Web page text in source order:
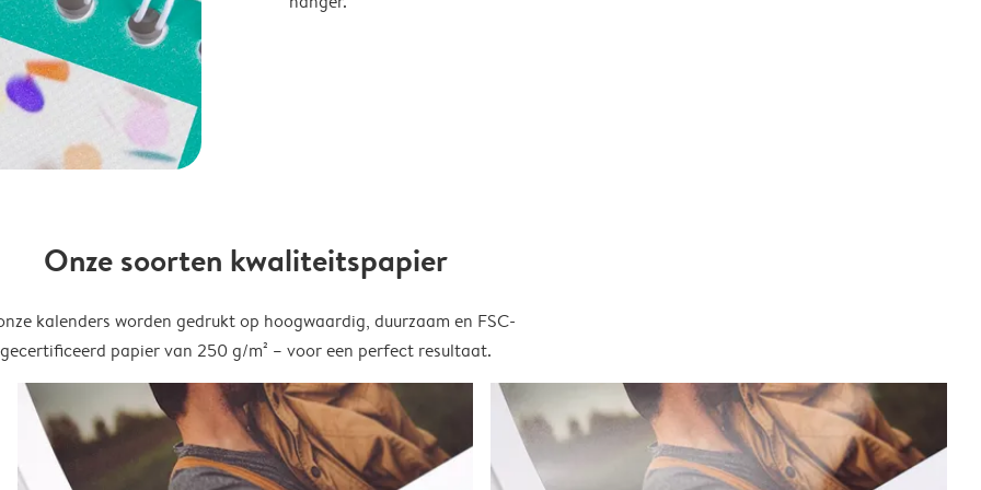
Onze soorten kwaliteitspapier
kalenders worden gedrukt op hoogwaardig, duurzaam en FSC-
gecertificeerd papier van 250 g/m² – voor een perfect resultaat.